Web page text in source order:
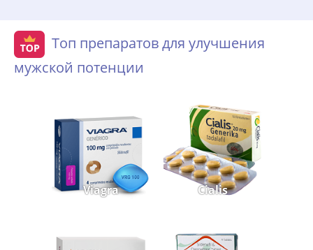
Топ препаратов для улучшения
мужской потенции
Viagra Cialis